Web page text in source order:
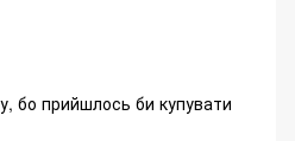
бо прийшлось би купувати